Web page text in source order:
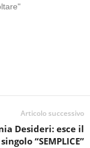
Articolo successivo
Desideri: esce il
“SEMPLICE”